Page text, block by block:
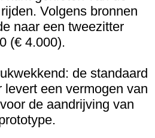
Volgens bronnen
naar een tweezitter
(€ 4.000).
de standaard
levert een vermogen van
de aandrijving van